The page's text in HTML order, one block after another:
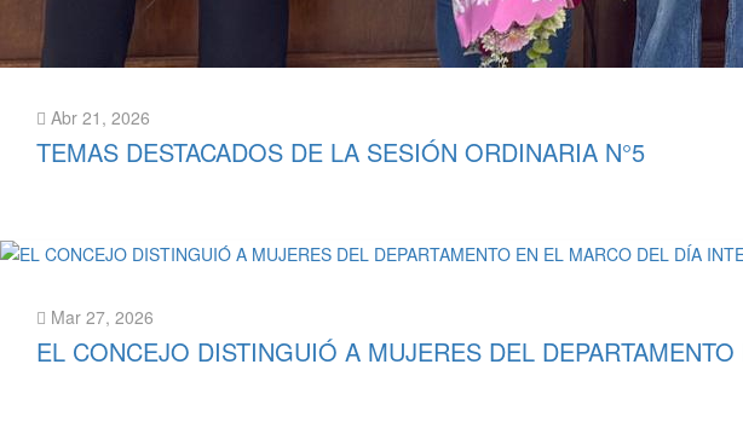
Abr 21, 2026
TEMAS DESTACADOS DE LA SESIÓN ORDINARIA N°5
Mar 27, 2026
EL CONCEJO DISTINGUIÓ A MUJERES DEL